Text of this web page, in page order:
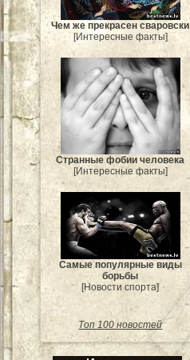
Чем же прекрасен сваровски
[Интересные факты]
Странные фобии человека
[Интересные факты]
Самые популярные виды
борьбы
[Новости спорта]
Топ 100 новостей